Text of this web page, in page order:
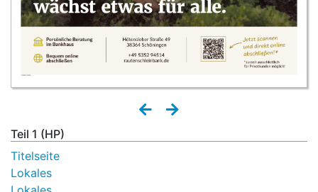
Teil 1 (HP)
Titelseite
Lokales